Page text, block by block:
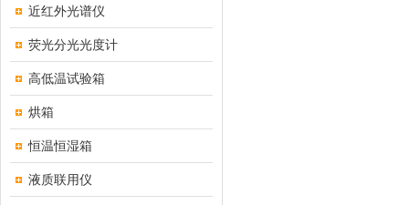
近红外光谱仪
荧光分光光度计
高低温试验箱
烘箱
恒温恒湿箱
液质联用仪